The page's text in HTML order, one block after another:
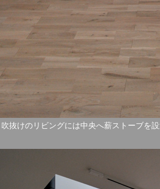
吹抜けのリビングには中央へ薪ストーブを